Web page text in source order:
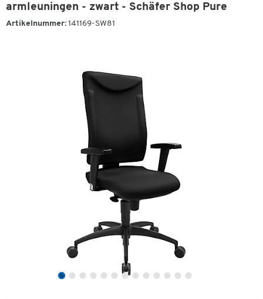
armleuningen - zwart - Schäfer Shop Pure
Artikelnummer: 141169-SW81